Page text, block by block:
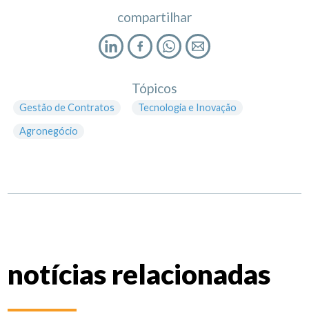
Tópicos
Gestão de Contratos
Tecnologia e Inovação
Agronegócio
compartilhar
notícias relacionadas